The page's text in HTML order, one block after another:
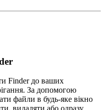
Finder до ваших
За допомогою
файли в будь-яке вікно